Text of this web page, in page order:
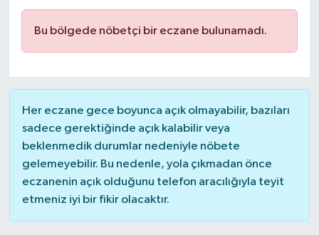
Bu bölgede nöbetçi bir eczane bulunamadı.
Her eczane gece boyunca açık olmayabilir, bazıları
sadece gerektiğinde açık kalabilir veya
beklenmedik durumlar nedeniyle nöbete
gelemeyebilir. Bu nedenle, yola çıkmadan önce
eczanenin açık olduğunu telefon aracılığıyla teyit
etmeniz iyi bir fikir olacaktır.
Ardahan Müftülüğü
Balıkesir Müftülüğü
Bartın Müftülüğü
Batman Müftülüğü
Kudüs
Peygamberimizin Hayatı
Ramazan
Sahabeler
Hutbeler
DİYANET RADYO/TV
DEPREM
Dünya